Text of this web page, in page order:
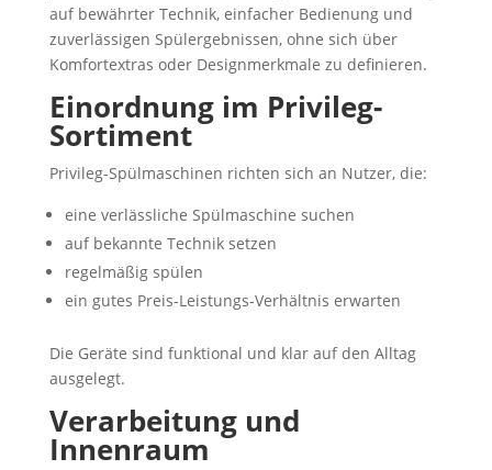
auf bewährter Technik, einfacher Bedienung und
zuverlässigen Spülergebnissen, ohne sich über
Komfortextras oder Designmerkmale zu definieren.
Einordnung im Privileg-
Sortiment
Privileg-Spülmaschinen richten sich an Nutzer, die:
eine verlässliche Spülmaschine suchen
auf bekannte Technik setzen
regelmäßig spülen
ein gutes Preis-Leistungs-Verhältnis erwarten
Die Geräte sind funktional und klar auf den Alltag
ausgelegt.
Verarbeitung und
Innenraum